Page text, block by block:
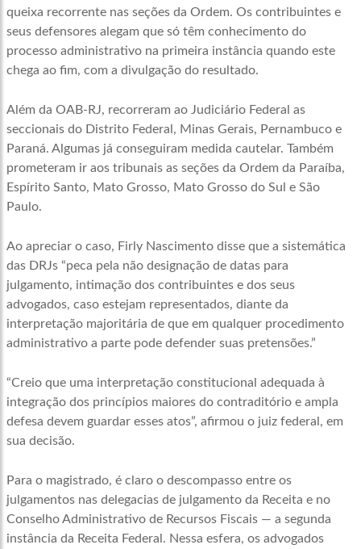
queixa recorrente nas seções da Ordem. Os contribuintes e
seus defensores alegam que só têm conhecimento do
processo administrativo na primeira instância quando este
chega ao fim, com a divulgação do resultado.
Além da OAB-RJ, recorreram ao Judiciário Federal as
seccionais do Distrito Federal, Minas Gerais, Pernambuco e
Paraná. Algumas já conseguiram medida cautelar. Também
prometeram ir aos tribunais as seções da Ordem da Paraíba,
Espírito Santo, Mato Grosso, Mato Grosso do Sul e São
Paulo.
Ao apreciar o caso, Firly Nascimento disse que a sistemática
das DRJs “peca pela não designação de datas para
julgamento, intimação dos contribuintes e dos seus
advogados, caso estejam representados, diante da
interpretação majoritária de que em qualquer procedimento
administrativo a parte pode defender suas pretensões.”
“Creio que uma interpretação constitucional adequada à
integração dos princípios maiores do contraditório e ampla
defesa devem guardar esses atos”, afirmou o juiz federal, em
sua decisão.
Para o magistrado, é claro o descompasso entre os
julgamentos nas delegacias de julgamento da Receita e no
Conselho Administrativo de Recursos Fiscais — a segunda
instância da Receita Federal. Nessa esfera, os advogados